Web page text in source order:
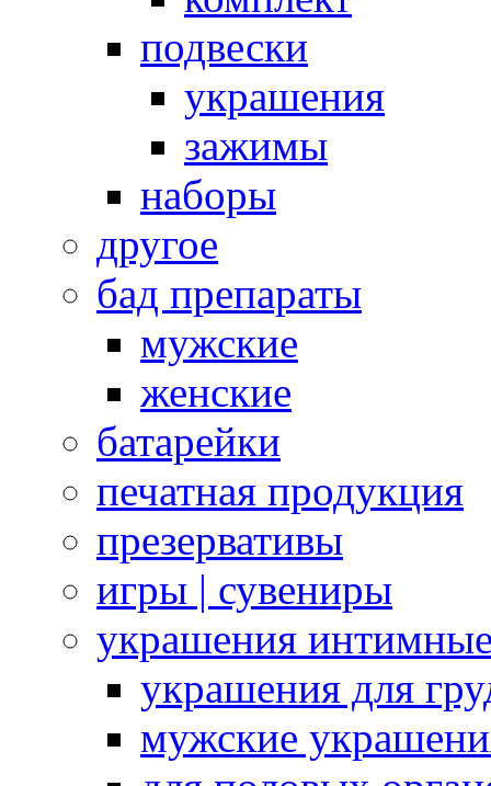
подвески
украшения
зажимы
наборы
другое
бад препараты
мужские
женские
батарейки
печатная продукция
презервативы
игры | сувениры
украшения
украшения для
мужские